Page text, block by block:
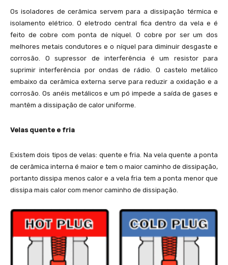
Os isoladores de cerâmica servem para a dissipação térmica e
isolamento elétrico. O eletrodo central fica dentro da vela e é
feito de cobre com ponta de níquel. O cobre por ser um dos
melhores metais condutores e o níquel para diminuir desgaste e
corrosão. O supressor de interferência é um resistor para
suprimir interferência por ondas de rádio. O castelo metálico
embaixo da cerâmica externa serve para reduzir a oxidação e a
corrosão. Os anéis metálicos e um pó impede a saída de gases e
mantêm a dissipação de calor uniforme.
Velas quente e fria
Existem dois tipos de velas: quente e fria. Na vela quente a ponta
de cerâmica interna é maior e tem o maior caminho de dissipação,
portanto dissipa menos calor e a vela fria tem a ponta menor que
dissipa mais calor com menor caminho de dissipação.